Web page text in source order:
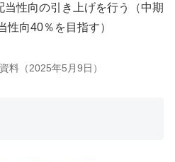
性向の引き上げを行う（中期
性向40％を目指す）
料（2025年5月9日）